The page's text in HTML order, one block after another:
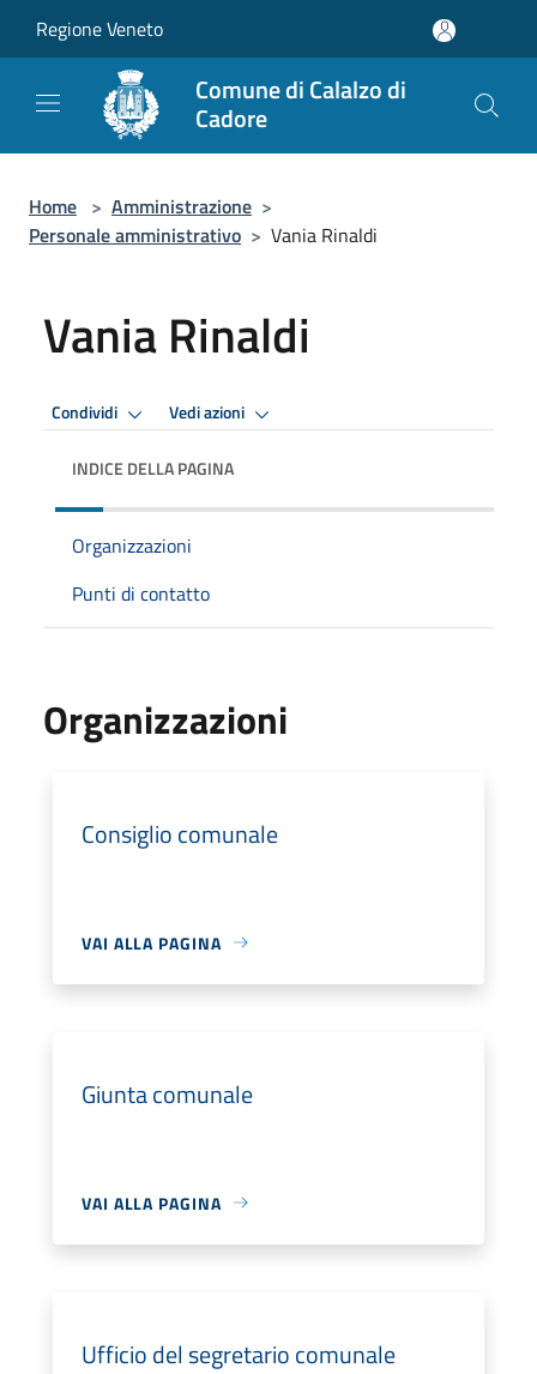
Regione Veneto
Comune di Calalzo di
Cadore
Home > Amministrazione >
Personale amministrativo > Vania Rinaldi
Vania Rinaldi
Condividi Vedi azioni
INDICE DELLA PAGINA
Organizzazioni
Punti di contatto
Organizzazioni
Consiglio comunale
VAI ALLA PAGINA
Giunta comunale
VAI ALLA PAGINA
Ufficio del segretario comunale